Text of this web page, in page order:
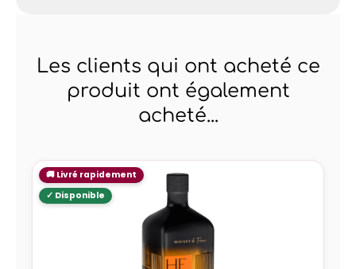
Les clients qui ont acheté ce
produit ont également
acheté...